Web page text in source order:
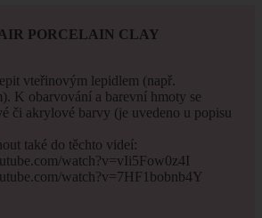
PORCELAIN CLAY
vteřinovým lepidlem (např.
K obarvování a barevní hmoty se
či akrylové barvy (je uvedeno u popisu
také do těchto videí:
watch?v=vIi5Fow0z4I
watch?v=7HF1bobnb4Y